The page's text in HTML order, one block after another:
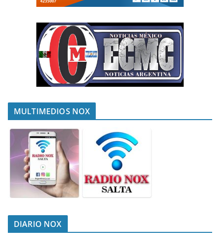
MULTIMEDIOS NOX
DIARIO NOX